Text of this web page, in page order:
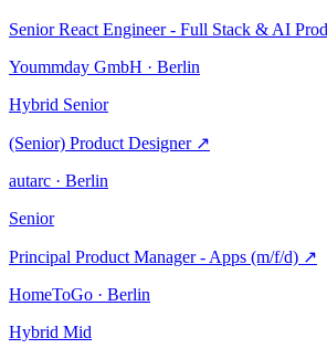
Senior React Engineer - Full Stack & AI
Yoummday GmbH · Berlin
Hybrid Senior
(Senior) Product Designer ↗
autarc · Berlin
Senior
Principal Product Manager - Apps (m/f/d) ↗
HomeToGo · Berlin
Hybrid Mid